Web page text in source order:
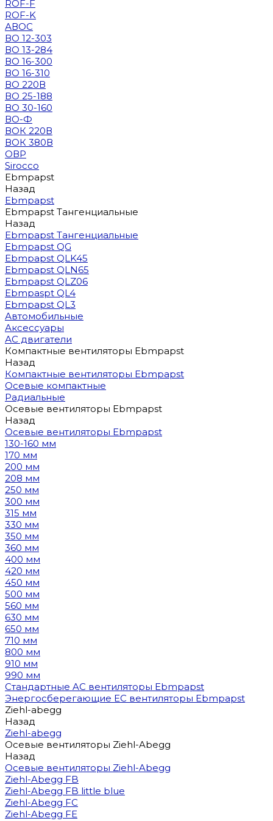
ROF-F
ROF-K
АВОС
ВО 12-303
ВО 13-284
ВО 16-300
ВО 16-310
ВО 220В
ВО 25-188
ВО 30-160
ВО-Ф
ВОК 220В
ВОК 380В
ОВР
Sirocco
Ebmpapst
Назад
Ebmpapst
Ebmpapst Тангенциальные
Назад
Ebmpapst Тангенциальные
Ebmpapst QG
Ebmpapst QLK45
Ebmpapst QLN65
Ebmpapst QLZ06
Ebmpaspt QL4
Ebmpapst QL3
Автомобильные
Аксессуары
АС двигатели
Компактные вентиляторы Ebmpapst
Назад
Компактные вентиляторы Ebmpapst
Осевые компактные
Радиальные
Осевые вентиляторы Ebmpapst
Назад
Осевые вентиляторы Ebmpapst
130-160 мм
170 мм
200 мм
208 мм
250 мм
300 мм
315 мм
330 мм
350 мм
360 мм
400 мм
420 мм
450 мм
500 мм
560 мм
630 мм
650 мм
710 мм
800 мм
910 мм
990 мм
Стандартные AC вентиляторы Ebmpapst
Энергосберегающие EC вентиляторы Ebmpapst
Ziehl-abegg
Назад
Ziehl-abegg
Осевые вентиляторы Ziehl-Abegg
Назад
Осевые вентиляторы Ziehl-Abegg
Ziehl-Abegg FB
Ziehl-Abegg FB little blue
Ziehl-Abegg FC
Ziehl-Abegg FE